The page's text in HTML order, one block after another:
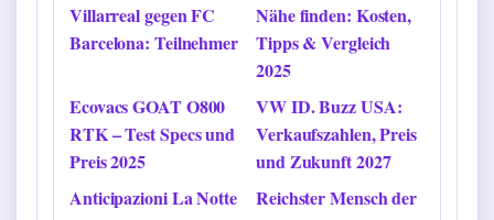
Villarreal gegen FC
Barcelona: Teilnehmer
Nähe finden: Kosten,
Tipps & Vergleich
2025
Ecovacs GOAT O800
RTK – Test Specs und
Preis 2025
VW ID. Buzz USA:
Verkaufszahlen, Preis
und Zukunft 2027
Anticipazioni La Notte
Reichster Mensch der